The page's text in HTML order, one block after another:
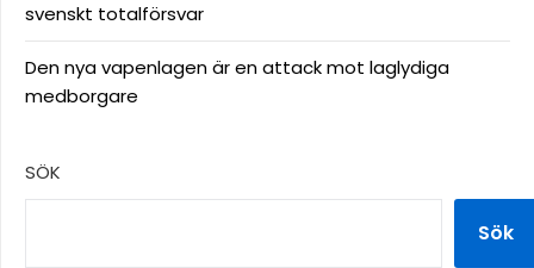
svenskt totalförsvar
Den nya vapenlagen är en attack mot laglydiga
medborgare
SÖK
Sök